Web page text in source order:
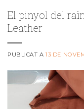
El pinyol del
Leather
PUBLICAT A13 DE